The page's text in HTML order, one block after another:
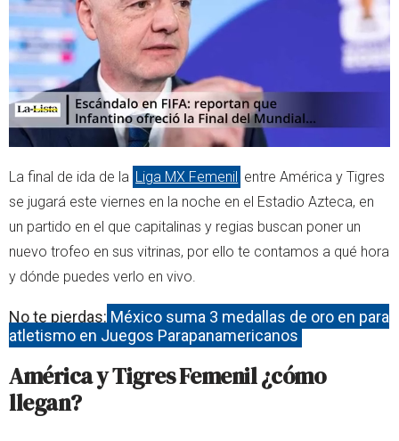
p
La final de ida de la Liga MX Femenil entre América y Tigres
se jugará este viernes en la noche en el Estadio Azteca, en
un partido en el que capitalinas y regias buscan poner un
nuevo trofeo en sus vitrinas, por ello te contamos a qué hora
y dónde puedes verlo en vivo.
No te pierdas: México suma 3 medallas de oro en para
atletismo en Juegos Parapanamericanos
América y Tigres Femenil ¿cómo
llegan?